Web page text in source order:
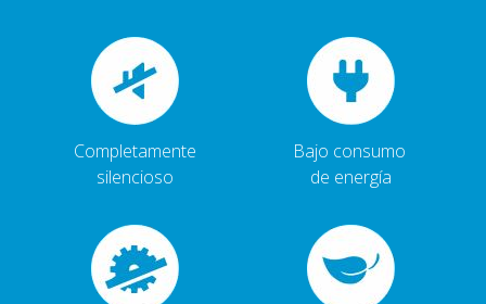
Completamente
silencioso
Bajo consumo
de energía